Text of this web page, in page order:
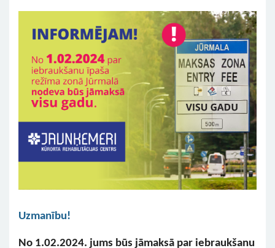
Uzmanību!
No 1.02.2024. jums būs jāmaksā par iebraukšanu